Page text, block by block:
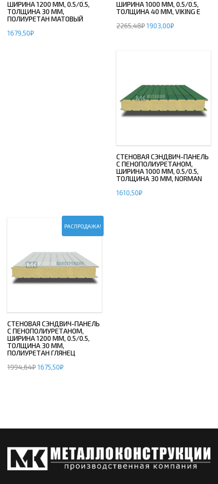
ШИРИНА 1200 ММ, 0.5/0.5,
ТОЛЩИНА 30 ММ,
ПОЛИУРЕТАН МАТОВЫЙ
1679,50₽
ШИРИНА 1000 ММ, 0.5/0.5,
ТОЛЩИНА 40 ММ, VIKING E
2265,48₽1903,00₽
СТЕНОВАЯ СЭНДВИЧ-ПАНЕЛЬ
С ПЕНОПОЛИУРЕТАНОМ,
ШИРИНА 1000 ММ, 0.5/0.5,
ТОЛЩИНА 30 ММ, NORMAN
1610,50₽
РАСПРОДАЖА!
СТЕНОВАЯ СЭНДВИЧ-ПАНЕЛЬ
С ПЕНОПОЛИУРЕТАНОМ,
ШИРИНА 1200 ММ, 0.5/0.5,
ТОЛЩИНА 30 ММ,
ПОЛИУРЕТАН ГЛЯНЕЦ
1994,64₽1675,50₽